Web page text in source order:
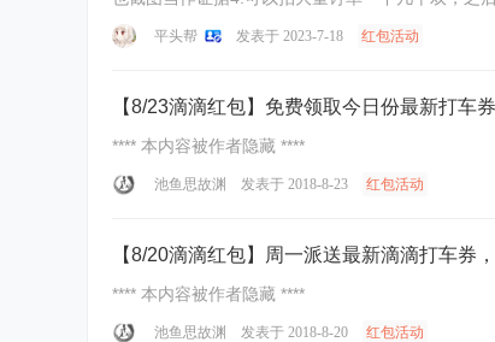
平头帮 发表于 2023-7-18 红包活动
【8/23滴滴红包】免费领取今日份最新打车券
**** 本内容被作者隐藏 ****
池鱼思故渊 发表于 2018-8-23 红包活动
【8/20滴滴红包】周一派送最新滴滴打车券，
**** 本内容被作者隐藏 ****
池鱼思故渊 发表于 2018-8-20 红包活动